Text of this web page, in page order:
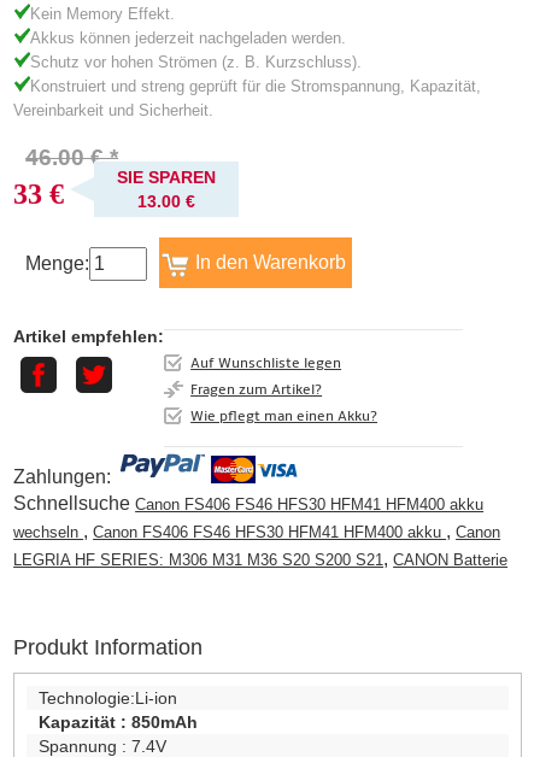
Kein Memory Effekt.
Akkus können jederzeit nachgeladen werden.
Schutz vor hohen Strömen (z. B. Kurzschluss).
Konstruiert und streng geprüft für die Stromspannung, Kapazität,
Vereinbarkeit und Sicherheit.
46.00 € *
33 €
SIE SPAREN
13.00 €
Menge:
Artikel empfehlen:
Auf Wunschliste legen
Fragen zum Artikel?
Wie pflegt man einen Akku?
Zahlungen:
SchnellsucheCanon FS406 FS46 HFS30 HFM41 HFM400 akku
wechseln ,Canon FS406 FS46 HFS30 HFM41 HFM400 akku ,Canon
LEGRIA HF SERIES: M306 M31 M36 S20 S200 S21,CANON Batterie
Produkt Information
Technologie:Li-ion
Kapazität :850mAh
Spannung :7.4V